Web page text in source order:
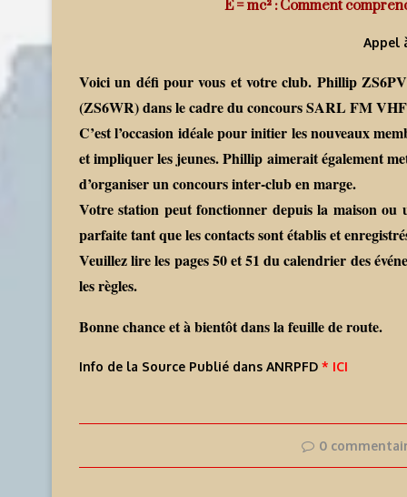
Appel
Voici un défi pour vous et votre club. Phillip
(ZS6WR) dans le cadre du concours SARL FM
C’est l’occasion idéale pour initier les nouveaux
et impliquer les jeunes. Phillip aimerait également
d’organiser un concours inter-club en marge.
Votre station peut fonctionner depuis la maison ou
parfaite tant que les contacts sont établis et
Veuillez lire les pages 50 et 51 du calendrier des
les règles.
Bonne chance et à bientôt dans la feuille de route.
Info de la Source Publié dans ANRPFD * ICI
0